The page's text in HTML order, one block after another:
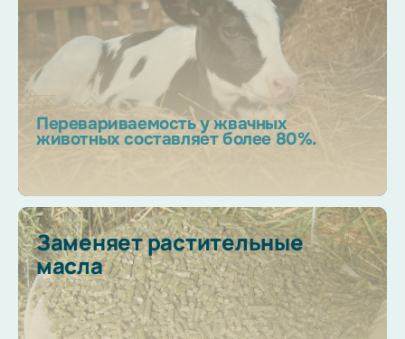
Перевариваемость у жвачных
животных составляет более 80%.
Заменяет растительные
масла